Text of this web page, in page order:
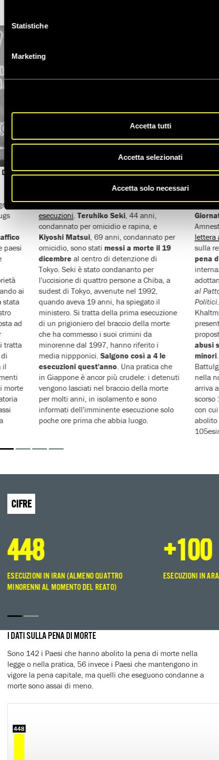
Statistiche
Marketing
Accetta tutti
Accetta selezionati
Accetta solo necessari
di
paesi
ai
stata
ad
tratta
il
morte
Giappone: salgono a 4 le esecuzioni nel
IlGiappone chiude l'anno con due nuove
esecuzioni.Teruhiko Seki, 44 anni,
condannato per omicidio e rapina, e
Kiyoshi Matsui, 69 anni, condannato per
omicidio, sono stati messi a morte il 19
dicembre al centro di detenzione di
Tokyo. Seki è stato condananto per
l'uccisione di quattro persone a Chiba, a
sudest di Tokyo, avvenute nel 1992,
quando aveva 19 anni, ha spiegato il
ministero. Si tratta della prima esecuzione
di un prigioniero del braccio della morte
che ha commesso i suoi crimini da
minorenne dal 1997, hanno riferito i
media nippponici.Salgono così a 4 le
esecuzioni quest'anno. Una pratica che
in Giappone è ancor più crudele: i detenuti
vengono lasciati nel braccio della morte
per molti anni, in isolamento e sono
informati dell'imminente esecuzione solo
poche ore prima che abbia luogo.
Il10
lettera
sulla
pena
al
Politici
abusi
minori
nella
arriva
scorso
con
abolito
CIFRE
448
ESECUZIONI IN IRAN (ALMENO QUATTRO
MINORENNI AL MOMENTO DEL REATO)
+100
ESECUZIONI IN
I DATI SULLA PENA DI MORTE
Sono 142 i Paesi che hanno abolito la pena di morte nella
legge o nella pratica, 56 invece i Paesi che mantengono in
vigore la pena capitale, ma quelli che eseguono condanne a
morte sono assai di meno.